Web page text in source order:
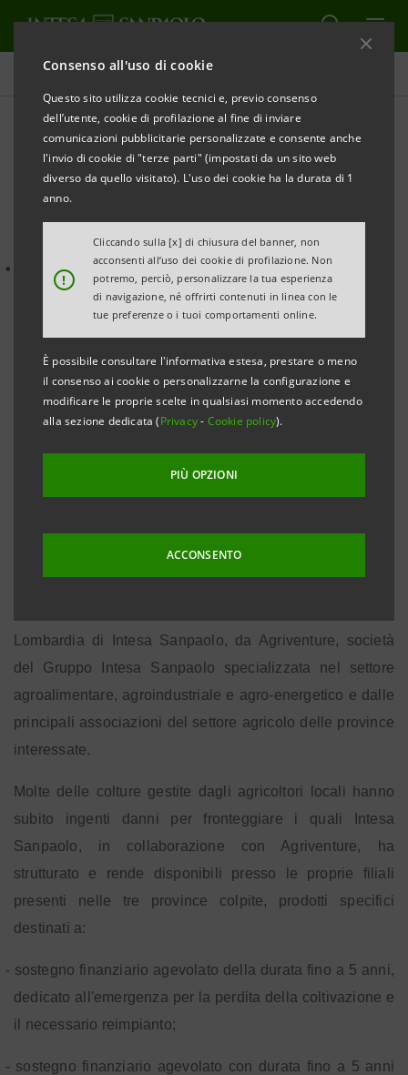
Consenso all'uso di cookie
Questo sito utilizza cookie tecnici e, previo consenso
dell’utente, cookie di profilazione al fine di inviare
comunicazioni pubblicitarie personalizzate e consente anche
l'invio di cookie di "terze parti" (impostati da un sito web
diverso da quello visitato). L'uso dei cookie ha la durata di 1
anno.
!
Cliccando sulla [x] di chiusura del banner, non
acconsenti all’uso dei cookie di profilazione. Non
potremo, perciò, personalizzare la tua esperienza
di navigazione, né offrirti contenuti in linea con le
tue preferenze o i tuoi comportamenti online.
È possibile consultare l'informativa estesa, prestare o meno
il consenso ai cookie o personalizzarne la configurazione e
modificare le proprie scelte in qualsiasi momento accedendo
alla sezione dedicata (Privacy- Cookie policy).
PIÙ OPZIONI
ACCONSENTO
Comunicati stampa
STAMPA
AGGIORNA
EMERGENZA MALTEMPO NELLE PROVINCE DI
CREMONA, MANTOVA E BRESCIA: DA INTESA
SANPAOLO 30
SPECIALI PER LE IMPRESE DANNEGGIATE
• Avviato un programma di interventi che prevede
sostegno finanziario agevolato e iniziative specifiche
a supporto dell’economia locale
• 30 milioni di euro per le imprese del territorio
danneggiate dal maltempo
Lombardia di Intesa Sanpaolo, da Agriventure, società
del Gruppo Intesa Sanpaolo specializzata nel settore
agroalimentare, agroindustriale e agro-energetico e dalle
principali associazioni del settore agricolo delle province
interessate.
Molte delle colture gestite dagli agricoltori locali hanno
subito ingenti danni per fronteggiare i quali Intesa
Sanpaolo, in collaborazione con Agriventure, ha
strutturato e rende disponibili presso le proprie filiali
presenti nelle tre province colpite, prodotti specifici
destinati a:
- sostegno finanziario agevolato della durata fino a 5 anni,
dedicato all'emergenza per la perdita della coltivazione e
il necessario reimpianto;
- sostegno finanziario agevolato con durata fino a 5 anni